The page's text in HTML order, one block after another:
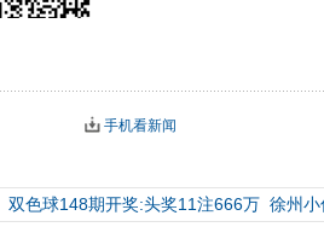
手机看新闻
双色球148期开奖:头奖11注666万 徐州